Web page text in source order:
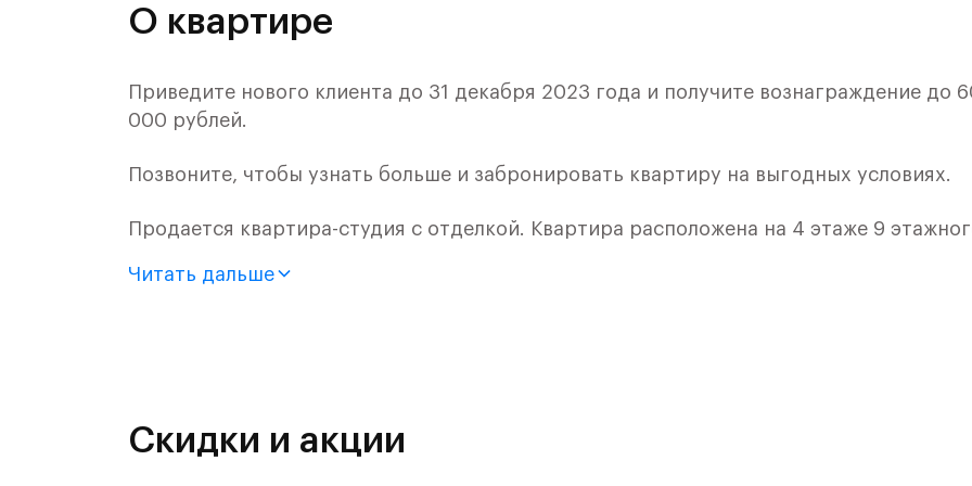
О квартире
Приведите нового клиента до 31 декабря 2023 года и получите вознаграждение до
000 рублей.
Позвоните, чтобы узнать больше и забронировать квартиру на выгодных условиях.
Продается квартира-студия с отделкой. Квартира расположена на 4 этаже 9
Он сочетает близость к природным комплексам, престижный статус западного
Читать дальше
Скидки и акции